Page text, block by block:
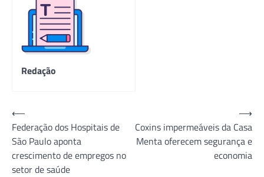
Redação
Navegação
de
Post
⟵
Federação dos Hospitais de
São Paulo aponta
crescimento de empregos no
setor de saúde
Coxins impermeáveis da Casa
Menta oferecem segurança e
economia
⟶